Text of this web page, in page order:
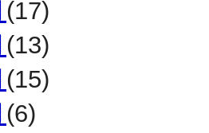
(17)
(13)
(15)
(6)